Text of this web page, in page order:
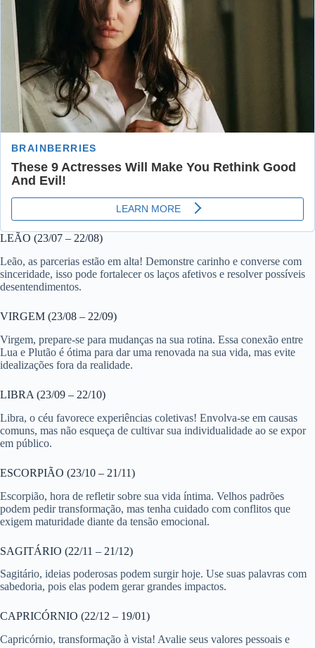
LEÃO (23/07 – 22/08)
Leão, as parcerias estão em alta! Demonstre carinho e converse com
sinceridade, isso pode fortalecer os laços afetivos e resolver possíveis
desentendimentos.
VIRGEM (23/08 – 22/09)
Virgem, prepare-se para mudanças na sua rotina. Essa conexão entre
Lua e Plutão é ótima para dar uma renovada na sua vida, mas evite
idealizações fora da realidade.
LIBRA (23/09 – 22/10)
Libra, o céu favorece experiências coletivas! Envolva-se em causas
comuns, mas não esqueça de cultivar sua individualidade ao se expor
em público.
ESCORPIÃO (23/10 – 21/11)
Escorpião, hora de refletir sobre sua vida íntima. Velhos padrões
podem pedir transformação, mas tenha cuidado com conflitos que
exigem maturidade diante da tensão emocional.
SAGITÁRIO (22/11 – 21/12)
Sagitário, ideias poderosas podem surgir hoje. Use suas palavras com
sabedoria, pois elas podem gerar grandes impactos.
CAPRICÓRNIO (22/12 – 19/01)
Capricórnio, transformação à vista! Avalie seus valores pessoais e